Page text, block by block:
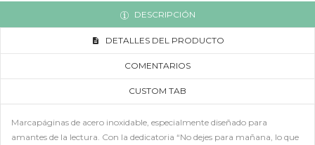
DESCRIPCIÓN
DETALLES DEL PRODUCTO
COMENTARIOS
CUSTOM TAB
Marcapáginas de acero inoxidable, especialmente diseñado para
amantes de la lectura. Con la dedicatoria “No dejes para mañana, lo que